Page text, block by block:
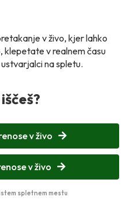
v živo, kjer lahko
klepetate v realnem času
na spletu.
v živo
v živo
spletnem mestu